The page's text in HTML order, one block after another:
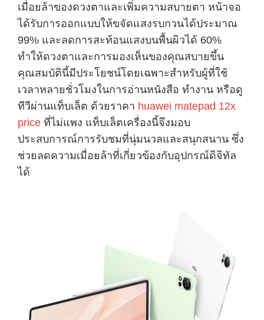
เมื่อยล้าของดวงตาและเพิ่มความสบายตา หน้าจอ
ได้รับการออกแบบให้ขจัดแสงรบกวนได้ประมาณ
99% และลดการสะท้อนแสงบนพื้นผิวได้ 60%
ทำให้ดวงตาและการมองเห็นของคุณสบายขึ้น
คุณสมบัตินี้มีประโยชน์โดยเฉพาะสำหรับผู้ที่ใช้
เวลาหลายชั่วโมงในการอ่านหนังสือ ทำงาน หรือดู
ทีวีผ่านแท็บเล็ต ด้วยราคา huawei matepad 12x
price ที่ไม่แพง แท็บเล็ตเครื่องนี้จึงมอบ
ประสบการณ์การรับชมที่นุ่มนวลและสนุกสนาน ซึ่ง
ช่วยลดความเมื่อยล้าที่เกี่ยวข้องกับอุปกรณ์ดิจิทัล
ได้